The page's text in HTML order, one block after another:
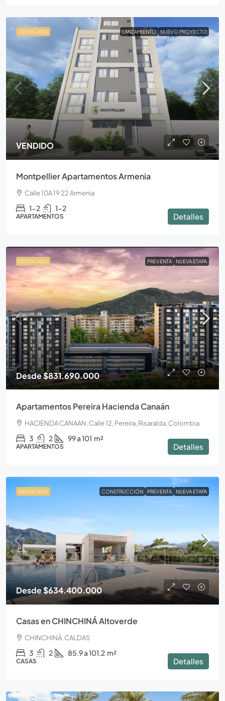
DESTACADO LANZAMIENTO NUEVO PROYECTO
VENDIDO
Montpellier Apartamentos Armenia
Calle 10A 19 22 Armenia
1-2 1-2
APARTAMENTOS Detalles
DESTACADO PREVENTA NUEVA ETAPA
Desde$831.690.000
Apartamentos Pereira Hacienda Canaán
HACIENDA CANAAN, Calle 12, Pereira, Risaralda, Colombia
3 2 99 a 101 m²
APARTAMENTOS Detalles
DESTACADO CONSTRUCCIÓN PREVENTA NUEVA ETAPA
Desde$634.400.000
Casas en CHINCHINÁ Altoverde
CHINCHINÁ, CALDAS
3 2 85.9 a 101.2 m²
CASAS Detalles